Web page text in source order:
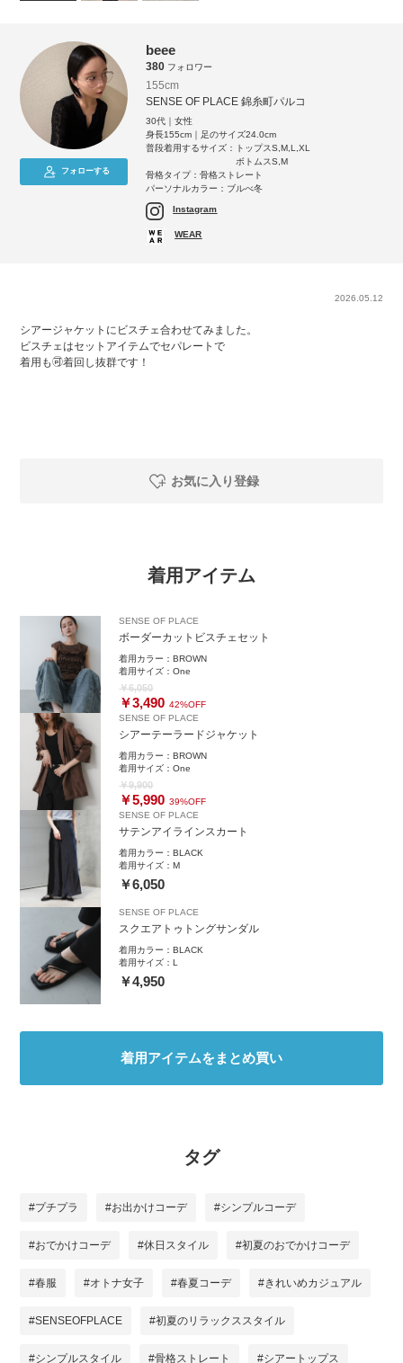
フォローする
beee
380 フォロワー
155cm
SENSE OF PLACE 錦糸町パルコ
30代｜女性
身長155cm｜足のサイズ24.0cm
普段着用するサイズ：
トップスS,M,L,XL
ボトムスS,M
骨格タイプ：骨格ストレート
パーソナルカラー：ブルべ冬
Instagram
WEAR
2026.05.12
シアージャケットにビスチェ合わせてみました。
ビスチェはセットアイテムでセパレートで
着用も🉑着回し抜群です！
お気に入り登録
着用アイテム
SENSE OF PLACE
ボーダーカットビスチェセット
着用カラー：BROWN
着用サイズ：One
￥6,050
￥3,490 42%OFF
SENSE OF PLACE
シアーテーラードジャケット
着用カラー：BROWN
着用サイズ：One
￥9,900
￥5,990 39%OFF
SENSE OF PLACE
サテンアイラインスカート
着用カラー：BLACK
着用サイズ：M
￥6,050
SENSE OF PLACE
スクエアトゥトングサンダル
着用カラー：BLACK
着用サイズ：L
￥4,950
着用アイテムをまとめ買い
タグ
#プチプラ #お出かけコーデ #シンプルコーデ
#おでかけコーデ #休日スタイル #初夏のおでかけコーデ
#春服 #オトナ女子 #春夏コーデ #きれいめカジュアル
#SENSEOFPLACE #初夏のリラックススタイル
#シンプルスタイル #骨格ストレート #シアートップス